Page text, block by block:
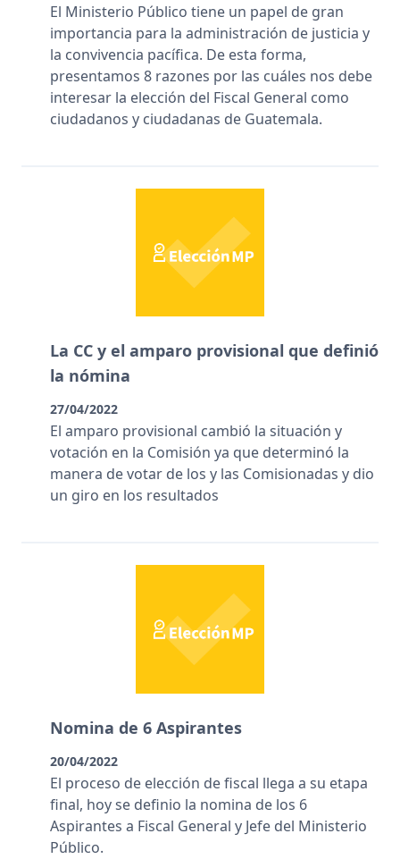
El Ministerio Público tiene un papel de gran
importancia para la administración de justicia y
la convivencia pacífica. De esta forma,
presentamos 8 razones por las cuáles nos debe
interesar la elección del Fiscal General como
ciudadanos y ciudadanas de Guatemala.
La CC y el amparo provisional que definió
la nómina
27/04/2022
El amparo provisional cambió la situación y
votación en la Comisión ya que determinó la
manera de votar de los y las Comisionadas y dio
un giro en los resultados
Nomina de 6 Aspirantes
20/04/2022
El proceso de elección de fiscal llega a su etapa
final, hoy se definio la nomina de los 6
Aspirantes a Fiscal General y Jefe del Ministerio
Público.